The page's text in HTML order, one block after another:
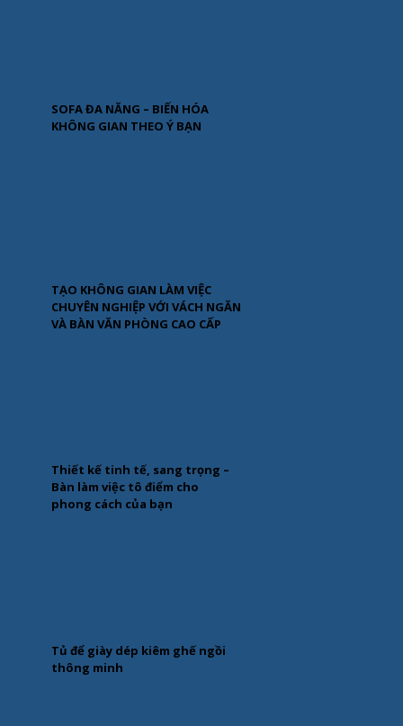
SOFA ĐA NĂNG – BIẾN HÓA
KHÔNG GIAN THEO Ý BẠN
TẠO KHÔNG GIAN LÀM VIỆC
CHUYÊN NGHIỆP VỚI VÁCH NGĂN
VÀ BÀN VĂN PHÒNG CAO CẤP
Thiết kế tinh tế, sang trọng –
Bàn làm việc tô điểm cho
phong cách của bạn
Tủ để giày dép kiêm ghế ngồi
thông minh